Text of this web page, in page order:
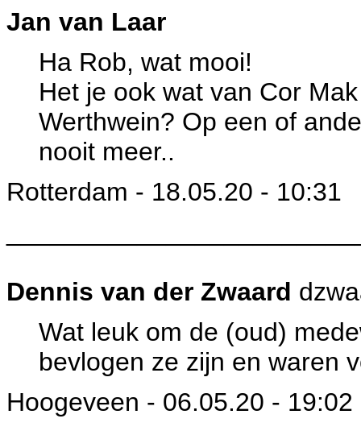
Jan van Laar
Ha Rob, wat mooi!
Het je ook wat van Cor
Werthwein? Op een of
nooit meer..
Rotterdam - 18.05.20 - 10:31
Dennis van der Zwaard
Wat leuk om de (oud)
bevlogen ze zijn en waren
Hoogeveen - 06.05.20 - 19:02